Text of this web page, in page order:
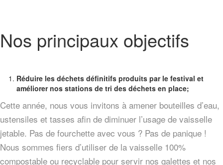
Nos principaux objectifs
Réduire les déchets définitifs produits par le festival et
améliorer nos stations de tri des déchets en place;
Cette année, nous vous invitons à amener bouteilles d’eau,
ustensiles et tasses afin de diminuer l’usage de vaisselle
jetable. Pas de fourchette avec vous ? Pas de panique !
Nous sommes fiers d’utiliser de la vaisselle 100%
compostable ou recyclable pour servir nos galettes et nos